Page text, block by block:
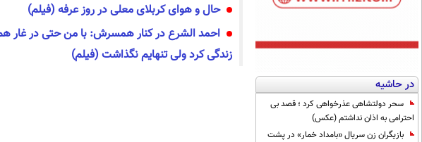
در حاشیه
سحر دولتشاهی عذرخواهی کرد ؛ قصد بی
احترامی به اذان نداشتم (عکس)
بازیگران زن سریال «بامداد خمار» در پشت
حال و هوای کربلای معلی در روز عرفه (فیلم)
احمد الشرع در کنار همسرش: با من حتی در غار
زندگی کرد ولی تنهایم نگذاشت (فیلم)